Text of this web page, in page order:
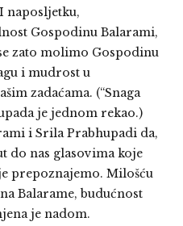
naposljetku,
Gospodinu Balarami,
zato molimo Gospodinu
i mudrost u
zadaćama. (“Snaga
je jednom rekao.)
i Srila Prabhupadi da,
do nas glasovima koje
prepoznajemo. Milošću
Balarame, budućnost
je nadom.